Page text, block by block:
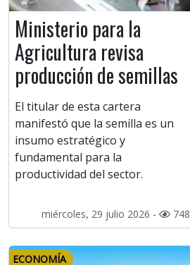
Ministerio para la
Agricultura revisa
producción de semillas
El titular de esta cartera
manifestó que la semilla es un
insumo estratégico y
fundamental para la
productividad del sector.
miércoles, 29 julio 2026 - 748
ECONOMÍA